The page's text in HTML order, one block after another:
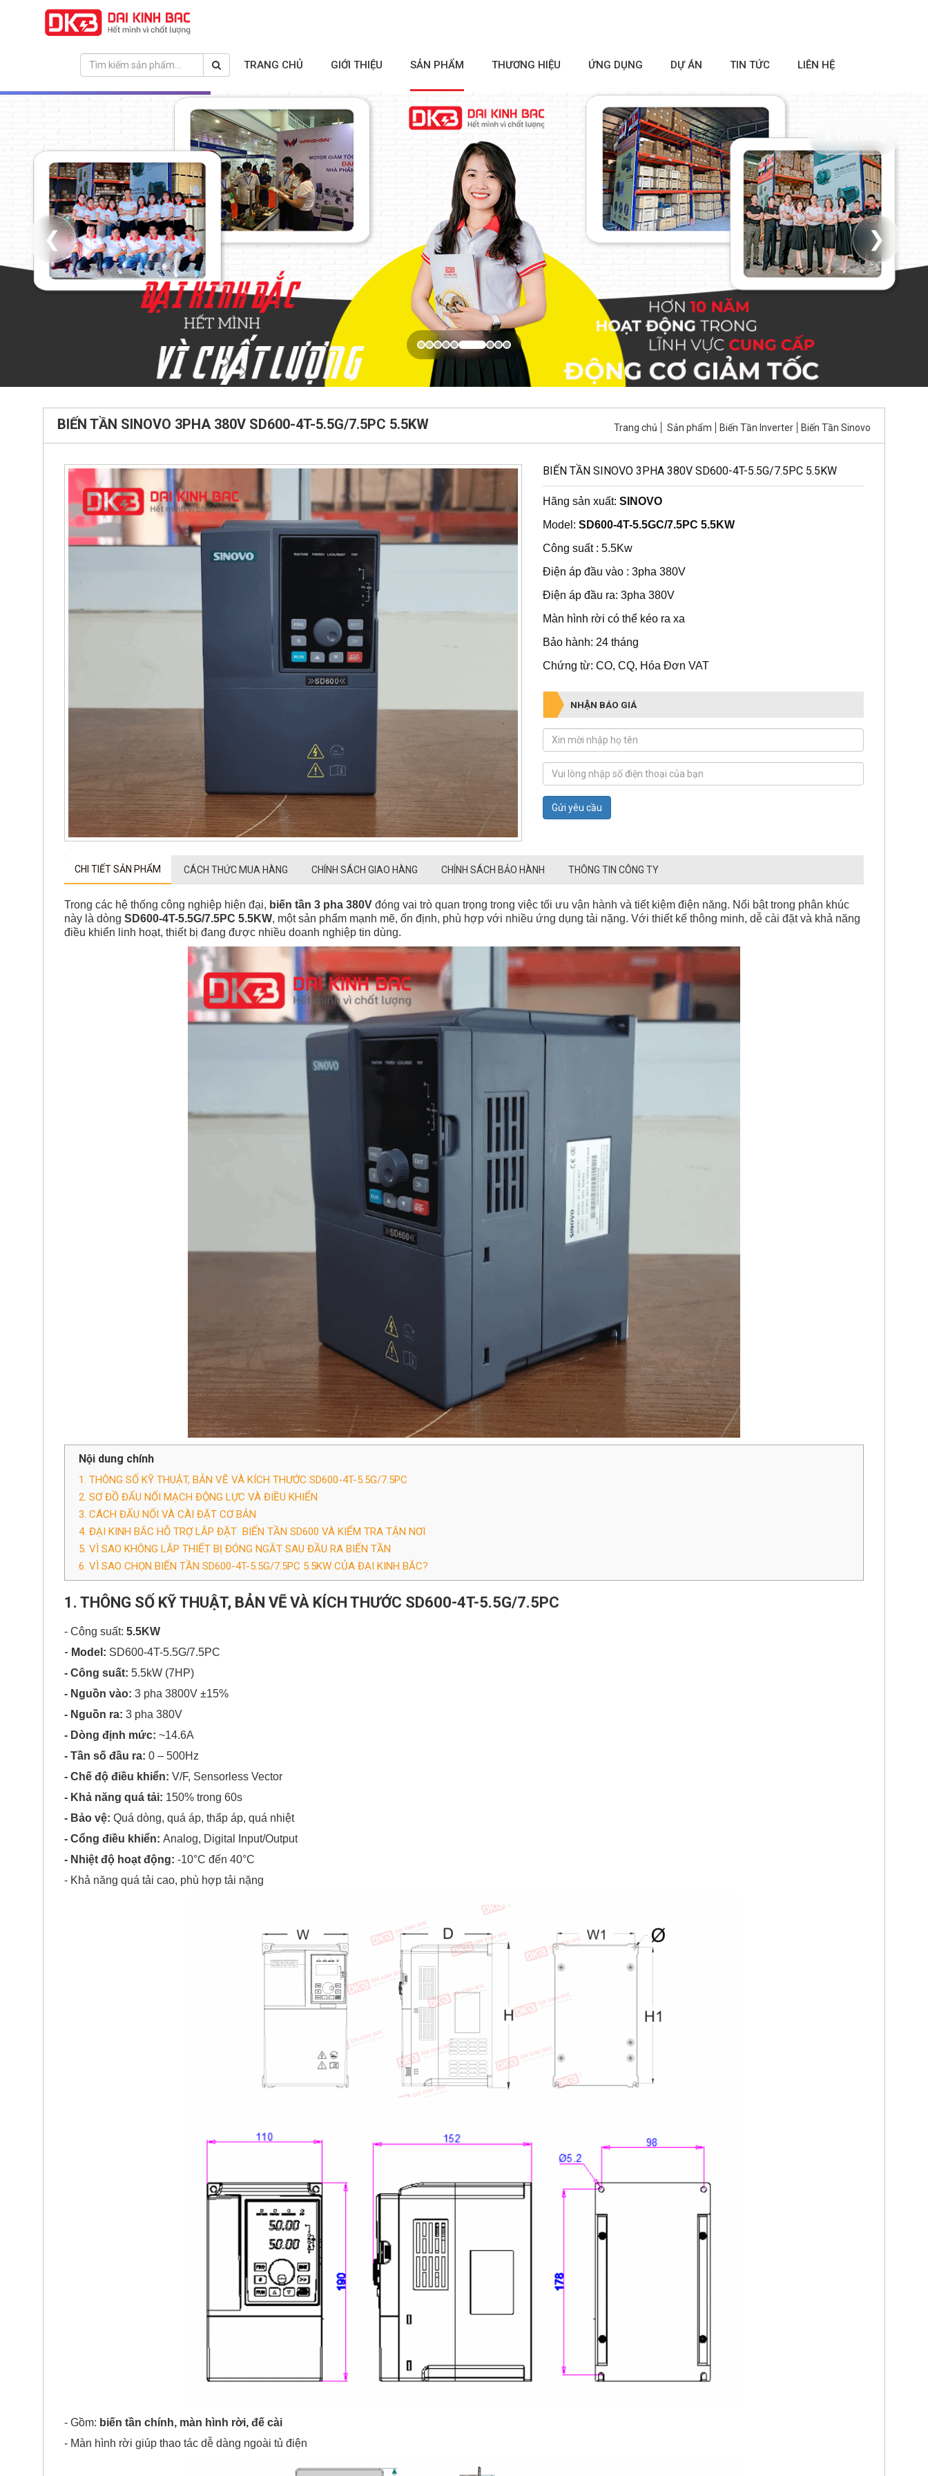
TRANG CHỦ GIỚI THIỆU SẢN PHẨM THƯƠNG HIỆU ỨNG DỤNG DỰ ÁN TIN TỨC LIÊN HỆ
❮ ❯
BIẾN TẦN SINOVO 3PHA 380V SD600-4T-5.5G/7.5PC 5.5KW Trang chủ Sản phẩm Biến Tần Inverter Biến Tần Sinovo
BIẾN TẦN SINOVO 3PHA 380V SD600-4T-5.5G/7.5PC 5.5KW
Hãng sản xuất: SINOVO
Model: SD600-4T-5.5GC/7.5PC 5.5KW
Công suất : 5.5Kw
Điện áp đầu vào : 3pha 380V
Điện áp đầu ra: 3pha 380V
Màn hình rời có thể kéo ra xa
Bảo hành: 24 tháng
Chứng từ: CO, CQ, Hóa Đơn VAT
NHẬN BÁO GIÁ
Gửi yêu cầu
CHI TIẾT SẢN PHẨM CÁCH THỨC MUA HÀNG CHÍNH SÁCH GIAO HÀNG CHÍNH SÁCH BẢO HÀNH THÔNG TIN CÔNG TY
Trong các hệ thống công nghiệp hiện đại, biến tần 3 pha 380V đóng vai trò quan trọng trong việc tối ưu vận hành và tiết kiệm điện năng. Nổi bật trong phân khúc
này là dòng SD600-4T-5.5G/7.5PC 5.5KW, một sản phẩm mạnh mẽ, ổn định, phù hợp với nhiều ứng dụng tải nặng. Với thiết kế thông minh, dễ cài đặt và khả năng
điều khiển linh hoạt, thiết bị đang được nhiều doanh nghiệp tin dùng.
Nội dung chính
1. THÔNG SỐ KỸ THUẬT, BẢN VẼ VÀ KÍCH THƯỚC SD600-4T-5.5G/7.5PC
2. SƠ ĐỒ ĐẤU NỐI MẠCH ĐỘNG LỰC VÀ ĐIỀU KHIỂN
3. CÁCH ĐẤU NỐI VÀ CÀI ĐẶT CƠ BẢN
4. ĐẠI KINH BẮC HỖ TRỢ LẮP ĐẶT BIẾN TẦN SD600 VÀ KIỂM TRA TẬN NƠI
5. VÌ SAO KHÔNG LẮP THIẾT BỊ ĐÓNG NGẮT SAU ĐẦU RA BIẾN TẦN
6. VÌ SAO CHỌN BIẾN TẦN SD600-4T-5.5G/7.5PC 5.5KW CỦA ĐẠI KINH BẮC?
1. THÔNG SỐ KỸ THUẬT, BẢN VẼ VÀ KÍCH THƯỚC SD600-4T-5.5G/7.5PC
- Công suất: 5.5KW
- Model: SD600-4T-5.5G/7.5PC
- Công suất: 5.5kW (7HP)
- Nguồn vào: 3 pha 3800V ±15%
- Nguồn ra: 3 pha 380V
- Dòng định mức: ~14.6A
- Tần số đầu ra: 0 – 500Hz
- Chế độ điều khiển: V/F, Sensorless Vector
- Khả năng quá tải: 150% trong 60s
- Bảo vệ: Quá dòng, quá áp, thấp áp, quá nhiệt
- Cổng điều khiển: Analog, Digital Input/Output
- Nhiệt độ hoạt động: -10°C đến 40°C
- Khả năng quá tải cao, phù hợp tải nặng
- Gồm: biến tần chính, màn hình rời, đế cài
- Màn hình rời giúp thao tác dễ dàng ngoài tủ điện